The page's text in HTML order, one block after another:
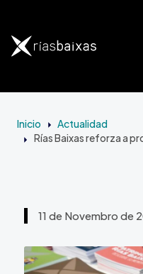
Inicio Actualidad
Rías Baixas reforza a
11 de Novembro de